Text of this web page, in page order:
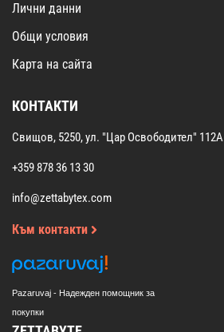
Лични данни
Общи условия
Карта на сайта
КОНТАКТИ
Свищов, 5250, ул. "Цар Освободител" 112А
+359 878 36 13 30
info@zettabytex.com
Към контакти
Pazaruvaj - Надежден помощник за
покупки